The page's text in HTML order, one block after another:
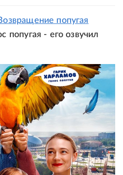
попугая
попугая - его озвучил